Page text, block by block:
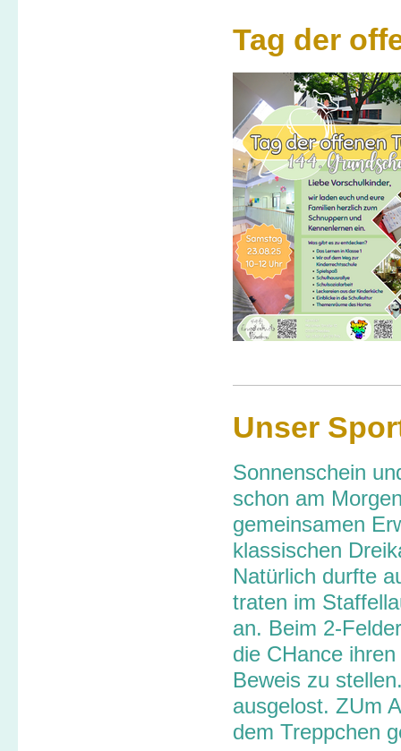
Tag der
Unser
Sonnenschein
schon am
gemeinsamen
klassischen
Natürlich durfte
traten im
an. Beim 2-
die CHance
Beweis zu
ausgelost. ZUm
dem Treppchen